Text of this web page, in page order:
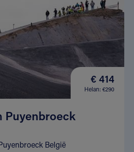
€ 414
Helan: €290
Puyenbroeck
België